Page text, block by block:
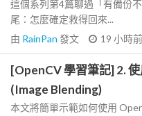
這個系列第4篇聊過「有備份
尾：怎麼確定救得回來...
由 RainPan 發文 19 小時前
[OpenCV 學習筆記] 2.
(Image Blending)
本文將簡單示範如何使用